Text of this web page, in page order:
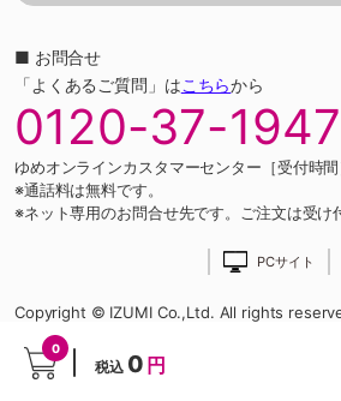
0
税込 0 円
■ お問合せ
「よくあるご質問」はこちらから
0120-37-1947
ゆめオンラインカスタマーセンター［受付時
※通話料は無料です。
※ネット専用のお問合せ先です。ご注文は受け
PCサイト
Copyright © IZUMI Co.,Ltd. All rights